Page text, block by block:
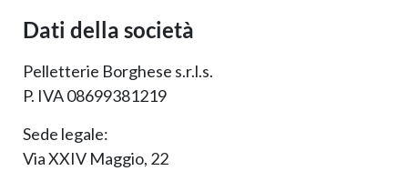
Dati della società
Pelletterie Borghese s.r.l.s.
P. IVA 08699381219
Sede legale:
Via XXIV Maggio, 22